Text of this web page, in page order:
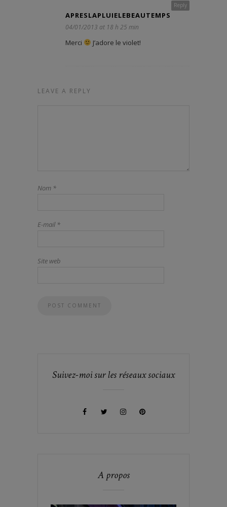
Reply
APRESLAPLUIELEBEAUTEMPS
04/01/2013 at 18 h 25 min
Merci J’adore le violet!
LEAVE A REPLY
Nom *
E-mail*
Site web
Suivez-moi sur les réseaux sociaux
A propos